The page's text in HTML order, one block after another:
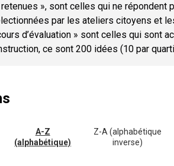
», sont celles qui ne
par les ateliers citoyens et
d’évaluation » sont celles qui sont
ce sont 200 idées (10 par
A-Z
(alphabétique)
Z-A (alphabétique
inverse)